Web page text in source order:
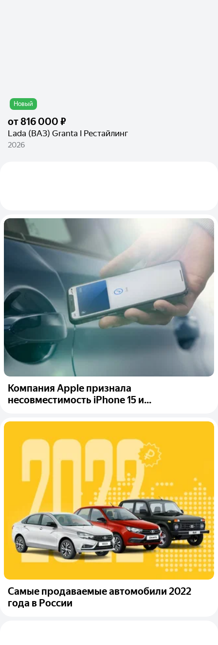
Новый
от816 000 ₽
Lada (ВАЗ) Granta I Рестайлинг
2026
Компания Apple признала
несовместимость iPhone 15 и...
Самые продаваемые автомобили 2022
года в России